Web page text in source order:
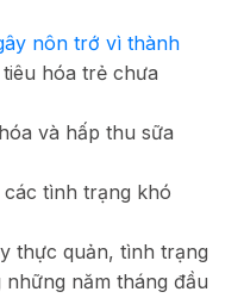
nôn trớ vì thành
hóa trẻ chưa
và hấp thu sữa
tình trạng khó
thực quản, tình trạng
năm tháng đầu